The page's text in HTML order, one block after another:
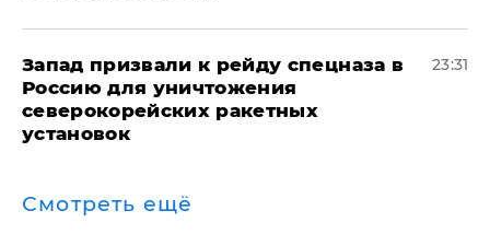
Запад призвали к рейду спецназа в
Россию для уничтожения
северокорейских ракетных
установок
23:31
Смотреть ещё